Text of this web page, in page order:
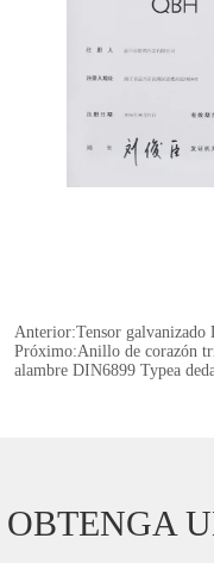
Anterior:Tensor
Próximo:Anillo de corazón
alambre DIN6899 Typea
OBTENGA